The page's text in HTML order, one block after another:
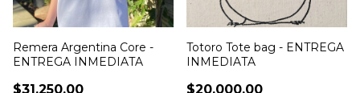
Remera Argentina Core -
ENTREGA INMEDIATA
$31.250,00
Totoro Tote bag - ENTREGA
INMEDIATA
$20.000,00